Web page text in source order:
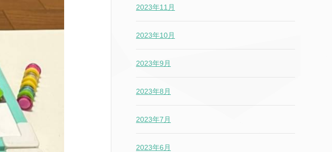
2023年11月
2023年10月
2023年9月
2023年8月
2023年7月
2023年6月